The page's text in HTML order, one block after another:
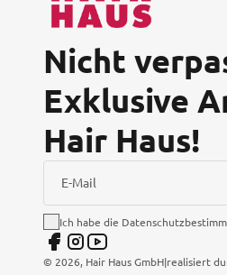
Nicht
Exklusive
Hair Haus!
E-Mail
Ich habe die
© 2026, Hair Haus GmbH|realisiert